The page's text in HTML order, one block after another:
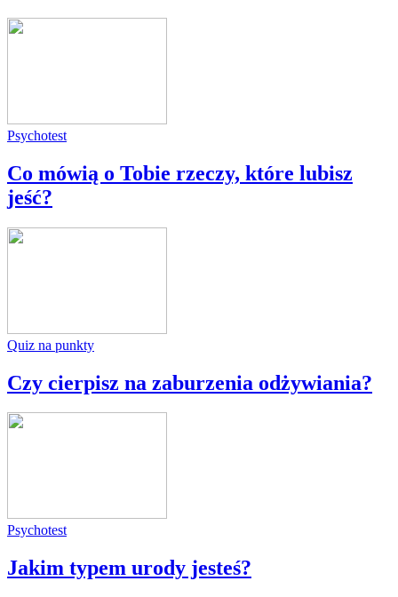
Psychotest
Co mówią o Tobie rzeczy, które lubisz
jeść?
Quiz na punkty
Czy cierpisz na zaburzenia odżywiania?
Psychotest
Jakim typem urody jesteś?